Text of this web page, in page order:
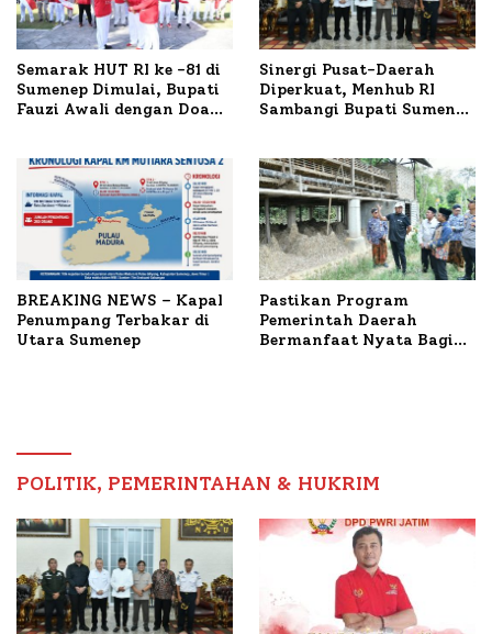
Semarak HUT RI ke -81 di
Sumenep Dimulai, Bupati
Fauzi Awali dengan Doa
Sinergi Pusat-Daerah
Diperkuat, Menhub RI
Sambangi Bupati Sumenep
BREAKING NEWS – Kapal
Penumpang Terbakar di
Utara Sumenep
Pastikan Program
Pemerintah Daerah
Bermanfaat Nyata Bagi
POLITIK, PEMERINTAHAN & HUKRIM